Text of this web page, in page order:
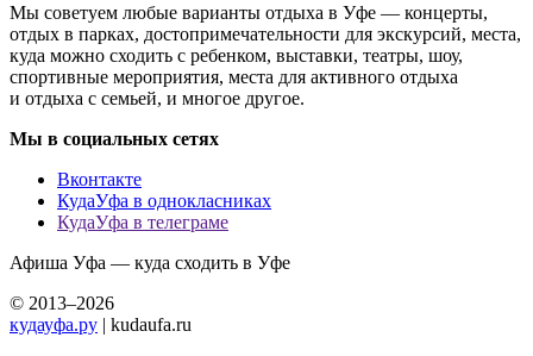
Мы советуем любые варианты отдыха в Уфе — концерты,
отдых в парках, достопримечательности для экскурсий, места,
куда можно сходить с ребенком, выставки, театры, шоу,
спортивные мероприятия, места для активного отдыха
и отдыха с семьей, и многое другое.
Мы в социальных сетях
Вконтакте
КудаУфа в однокласниках
КудаУфа в телеграме
Афиша Уфа — куда сходить в Уфе
© 2013–2026
кудауфа.ру | kudaufa.ru